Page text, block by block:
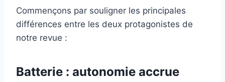
Commençons par souligner les principales
différences entre les deux protagonistes de
notre revue :
Batterie : autonomie accrue